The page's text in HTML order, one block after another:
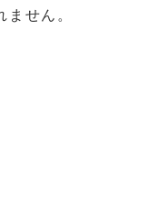
せん。